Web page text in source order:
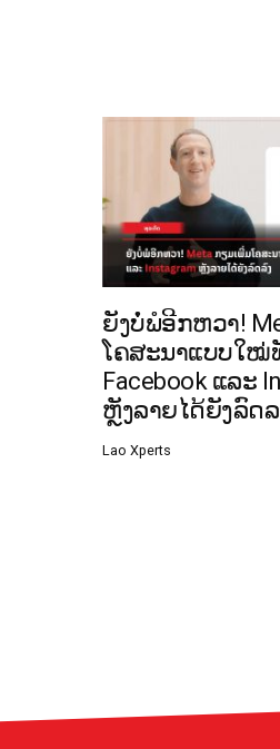
ຍັງບໍ່ພໍອີກຫວາ!
ໂຄສະນາແບບໃໝ່
Facebook ແລະ
ຫຼັງລາຍໄດ້ຍັງລົດລ
Lao Xperts